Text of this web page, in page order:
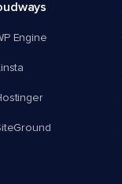
Engine